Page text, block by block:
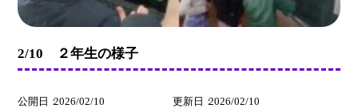
2/10 ２年生の様子
公開日 2026/02/10 更新日 2026/02/10